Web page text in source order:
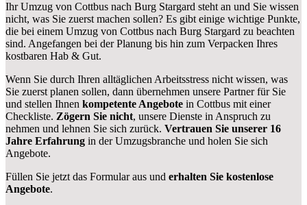
Ihr Umzug von Cottbus nach Burg Stargard steht an und Sie wissen
nicht, was Sie zuerst machen sollen? Es gibt einige wichtige Punkte,
die bei einem Umzug von Cottbus nach Burg Stargard zu beachten
sind. Angefangen bei der Planung bis hin zum Verpacken Ihres
kostbaren Hab & Gut.
Wenn Sie durch Ihren alltäglichen Arbeitsstress nicht wissen, was
Sie zuerst planen sollen, dann übernehmen unsere Partner für Sie
und stellen Ihnen kompetente Angebote in Cottbus mit einer
Checkliste. Zögern Sie nicht, unsere Dienste in Anspruch zu
nehmen und lehnen Sie sich zurück. Vertrauen Sie unserer 16
Jahre Erfahrung in der Umzugsbranche und holen Sie sich
Angebote.
Füllen Sie jetzt das Formular aus und erhalten Sie kostenlose
Angebote.